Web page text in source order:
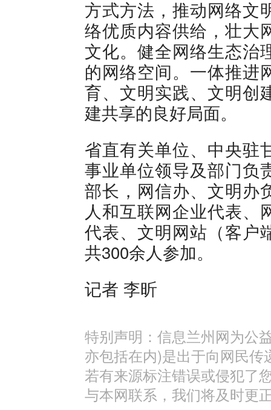
方式方法，推动网络文
络优质内容供给，壮大
文化。健全网络生态治
的网络空间。一体推进
育、文明实践、文明创
建共享的良好局面。
省直有关单位、中央驻
事业单位领导及部门负
部长，网信办、文明办
人和互联网企业代表、
代表、文明网站（客户
共300余人参加。
记者 李昕
特别声明：信息兰州网为公
亦包括在内)是出于向网民
若有来源标注错误或侵犯了
与本网联系，我们将及时更